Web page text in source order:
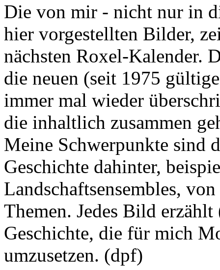
Die von mir - nicht nur in
hier vorgestellten Bilder,
nächsten Roxel-Kalender.
die neuen (seit 1975
immer mal wieder
die inhaltlich zusammen
Meine Schwerpunkte sind
Geschichte dahinter,
Landschaftsensembles,
Themen. Jedes Bild
Geschichte, die für mich
umzusetzen. (dpf)